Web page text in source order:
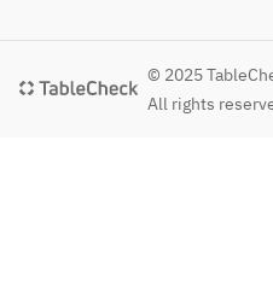
© 2025
All rights